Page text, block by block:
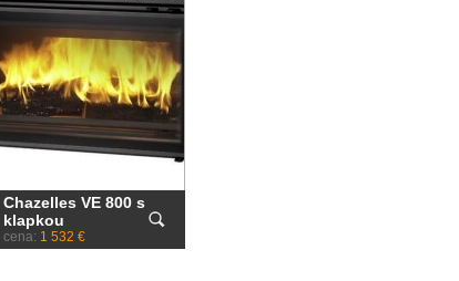
Chazelles VE 800 s
klapkou
cena: 1 532 €